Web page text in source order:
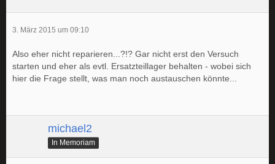
3. März 2015 um 09:10
Also eher nicht reparieren...?!? Gar nicht erst den Versuch
starten und eher als evtl. Ersatzteillager behalten - wobei sich
hier die Frage stellt, was man noch austauschen könnte...
michael2
In Memoriam